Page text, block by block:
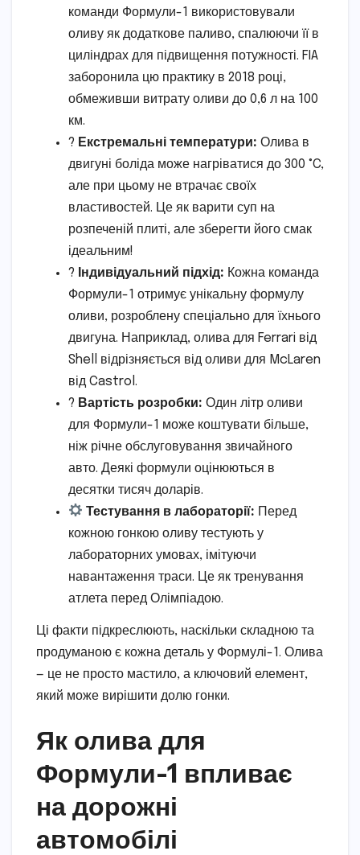
команди Формули-1 використовували
оливу як додаткове паливо, спалюючи її в
циліндрах для підвищення потужності. FIA
заборонила цю практику в 2018 році,
обмеживши витрату оливи до 0,6 л на 100
км.
? Екстремальні температури: Олива в
двигуні боліда може нагріватися до 300 °C,
але при цьому не втрачає своїх
властивостей. Це як варити суп на
розпеченій плиті, але зберегти його смак
ідеальним!
?️ Індивідуальний підхід: Кожна команда
Формули-1 отримує унікальну формулу
оливи, розроблену спеціально для їхнього
двигуна. Наприклад, олива для Ferrari від
Shell відрізняється від оливи для McLaren
від Castrol.
? Вартість розробки: Один літр оливи
для Формули-1 може коштувати більше,
ніж річне обслуговування звичайного
авто. Деякі формули оцінюються в
десятки тисяч доларів.
Тестування в лабораторії: Перед
кожною гонкою оливу тестують у
лабораторних умовах, імітуючи
навантаження траси. Це як тренування
атлета перед Олімпіадою.
Ці факти підкреслюють, наскільки складною та
продуманою є кожна деталь у Формулі-1. Олива
— це не просто мастило, а ключовий елемент,
який може вирішити долю гонки.
Як олива для
Формули-1 впливає
на дорожні
автомобілі